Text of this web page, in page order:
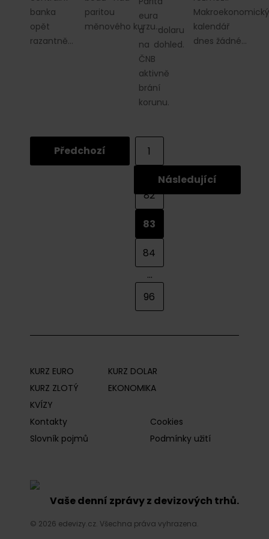
banka
opět
razantně…
paritou
měnového kurzu…
eura
a dolaru
na dohled.
ČNB
aktivně
brání
korunu.
kalendář
dnes žádné…
Předchozí
1
82
83
84
...
96
Následující
KURZ EURO
KURZ DOLAR
KURZ ZLOTÝ
EKONOMIKA
KVÍZY
Kontakty
Cookies
Slovník pojmů
Podmínky užití
Vaše denní zprávy z devizových trhů.
© 2026 edevizy.cz. Všechna práva vyhrazena.